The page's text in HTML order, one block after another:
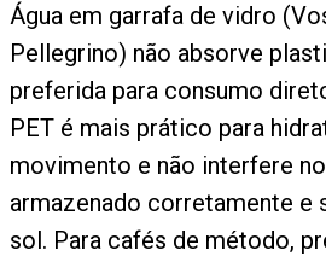
Água em garrafa de vidro
Pellegrino) não absorve
preferida para consumo
PET é mais prático para
movimento e não interfere
armazenado corretamente e
sol. Para cafés de método,